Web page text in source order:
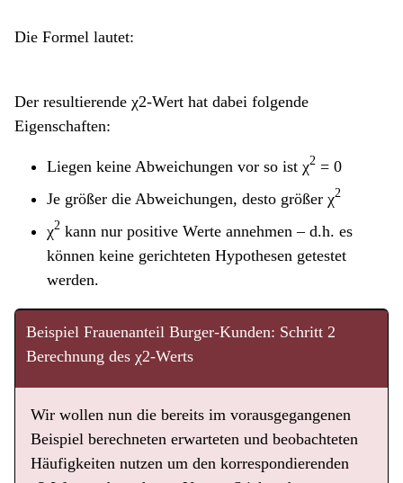
Die Formel lautet:
Der resultierende χ2-Wert hat dabei folgende
Eigenschaften:
Liegen keine Abweichungen vor so ist χ2 = 0
Je größer die Abweichungen, desto größer χ2
χ2 kann nur positive Werte annehmen – d.h. es
können keine gerichteten Hypothesen getestet
werden.
Beispiel Frauenanteil Burger-Kunden: Schritt 2
Berechnung des χ2-Werts
Wir wollen nun die bereits im vorausgegangenen
Beispiel berechneten erwarteten und beobachteten
Häufigkeiten nutzen um den korrespondierenden